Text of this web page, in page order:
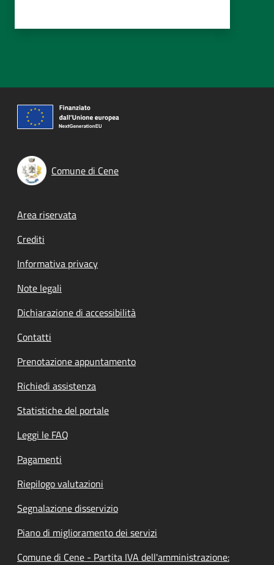
Comune di Cene
Footer menu
Area riservata
Crediti
Informativa privacy
Note legali
Dichiarazione di accessibilità
Contatti
Prenotazione appuntamento
Richiedi assistenza
Statistiche del portale
Leggi le FAQ
Pagamenti
Riepilogo valutazioni
Segnalazione disservizio
Piano di miglioramento dei servizi
Comune di Cene - Partita IVA dell'amministrazione: